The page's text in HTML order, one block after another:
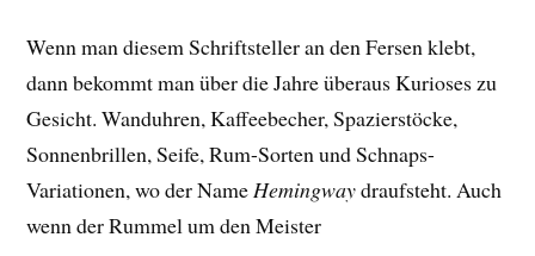
Wenn man diesem Schriftsteller an den Fersen klebt,
dann bekommt man über die Jahre überaus Kurioses zu
Gesicht. Wanduhren, Kaffeebecher, Spazierstöcke,
Sonnenbrillen, Seife, Rum-Sorten und Schnaps-
Variationen, wo der NameHemingwaydraufsteht. Auch
wenn der Rummel um den Meister